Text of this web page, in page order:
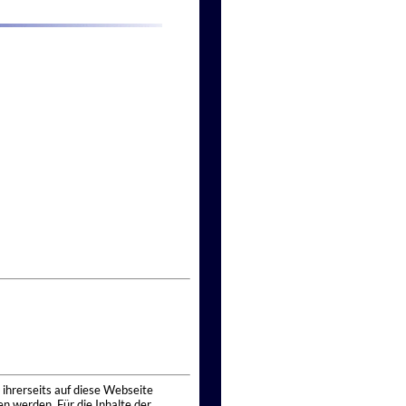
auf diese Webseite